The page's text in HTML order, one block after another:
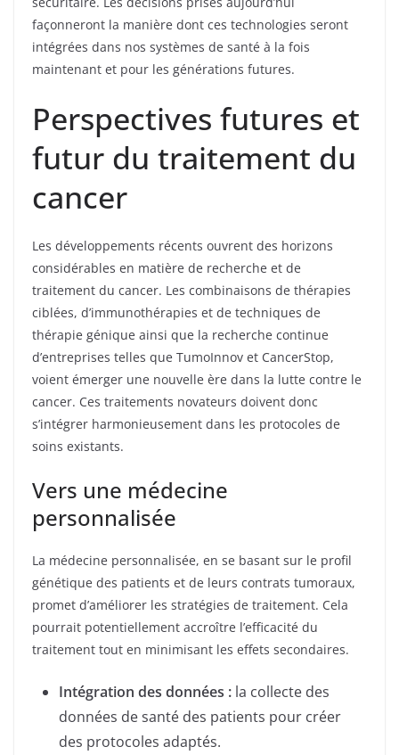
façonneront la manière dont ces technologies seront
intégrées dans nos systèmes de santé à la fois
maintenant et pour les générations futures.
Perspectives futures et
futur du traitement du
cancer
Les développements récents ouvrent des horizons
considérables en matière de recherche et de
traitement du cancer. Les combinaisons de thérapies
ciblées, d’immunothérapies et de techniques de
thérapie génique ainsi que la recherche continue
d’entreprises telles que TumoInnov et CancerStop,
voient émerger une nouvelle ère dans la lutte contre le
cancer. Ces traitements novateurs doivent donc
s’intégrer harmonieusement dans les protocoles de
soins existants.
Vers une médecine
personnalisée
La médecine personnalisée, en se basant sur le profil
génétique des patients et de leurs contrats tumoraux,
promet d’améliorer les stratégies de traitement. Cela
pourrait potentiellement accroître l’efficacité du
traitement tout en minimisant les effets secondaires.
Intégration des données : la collecte des
données de santé des patients pour créer
des protocoles adaptés.